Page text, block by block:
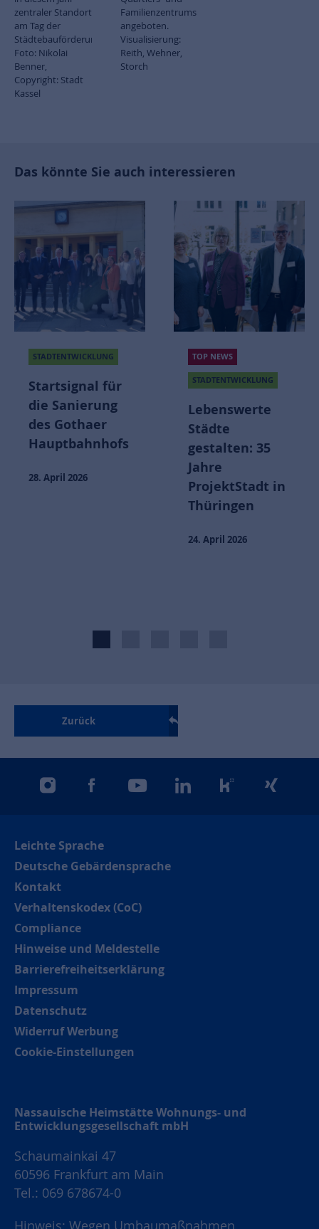
zentraler Standort
am Tag der
Städtebauförderung.
Foto: Nikolai
Benner,
Copyright: Stadt
Kassel
Familienzentrums
angeboten.
Visualisierung:
Reith, Wehner,
Storch
Das könnte Sie auch interessieren
TOP NEWS
STADTENTWICKLUNG
Lebenswerte
Städte
gestalten: 35
ProjektStadt in
STADTENTWICKLUNG
Bauarbeiten
für die
Erschließung
des Wever-
Quartiers
beginnen
13. Februar 2026
Zurück
instagramfacebookyoutubelinkedinkununuxing
Leichte Sprache
Deutsche Gebärdensprache
Kontakt
Verhaltenskodex (CoC)
Compliance
Hinweise und Meldestelle
Barrierefreiheitserklärung
Impressum
Datenschutz
Widerruf Werbung
Cookie-Einstellungen
Nassauische Heimstätte Wohnungs- und
Entwicklungsgesellschaft mbH
Schaumainkai 47
60596 Frankfurt am Main
Tel.: 069 678674-0